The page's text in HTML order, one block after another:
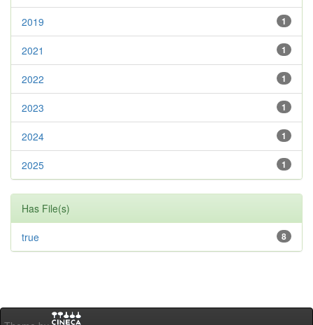
1
2019
1
2021
1
2022
1
2023
1
2024
1
2025
Has File(s)
8
true